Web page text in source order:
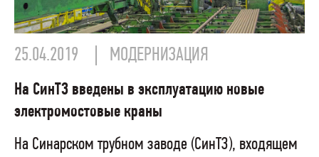
25.04.2019 МОДЕРНИЗАЦИЯ
На СинТЗ введены в эксплуатацию новые
электромостовые краны
На Синарском трубном заводе (СинТЗ), входящем